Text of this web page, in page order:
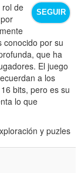
SEGUIR
rol de
conocido por su
que ha
El juego
a los
bits, pero es su
lo que
y puzles